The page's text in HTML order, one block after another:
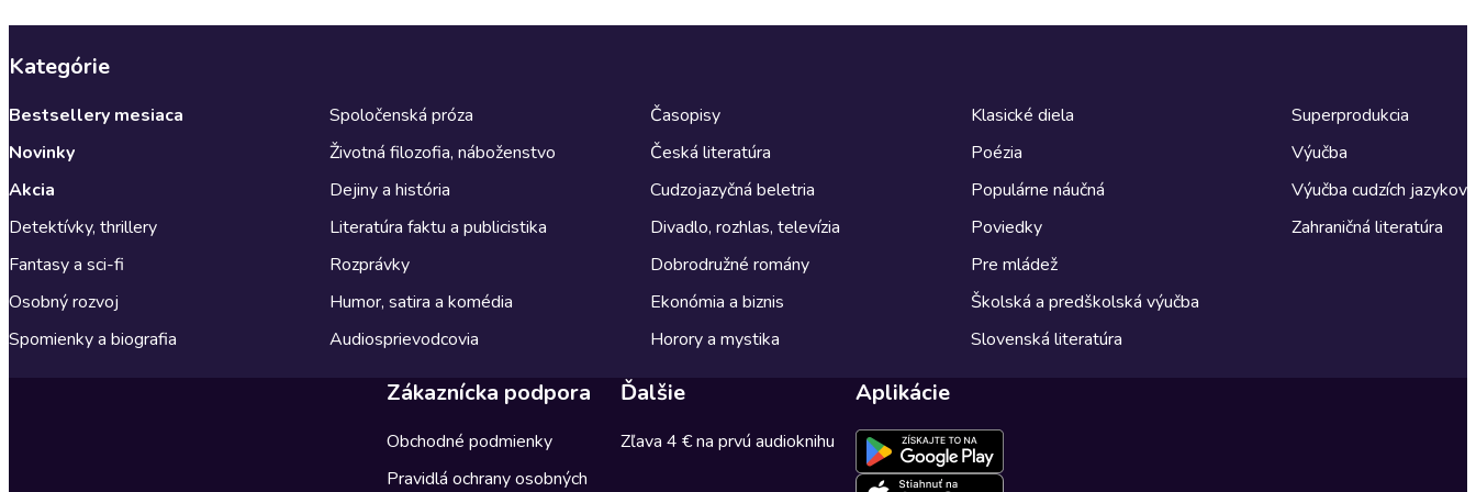
Kategórie
Bestsellery mesiaca
Novinky
Akcia
Detektívky, thrillery
Fantasy a sci-fi
Osobný rozvoj
Spomienky a biografia
Spoločenská próza
Životná filozofia, náboženstvo
Dejiny a história
Literatúra faktu a publicistika
Rozprávky
Humor, satira a komédia
Audiosprievodcovia
Časopisy
Česká literatúra
Cudzojazyčná beletria
Divadlo, rozhlas, televízia
Dobrodružné romány
Ekonómia a biznis
Horory a mystika
Klasické diela
Poézia
Populárne náučná
Poviedky
Pre mládež
Školská a predškolská výučba
Slovenská literatúra
Superprodukcia
Výučba
Výučba cudzích jazykov
Zahraničná literatúra
Zákaznícka podpora
Obchodné podmienky
Pravidlá ochrany osobných
Ďalšie
Zľava 4 € na prvú audioknihu
Aplikácie